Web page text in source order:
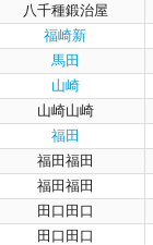
八千種鍛治屋
福崎新
馬田
山崎
山崎山崎
福田
福田福田
福田福田
田口田口
田口田口